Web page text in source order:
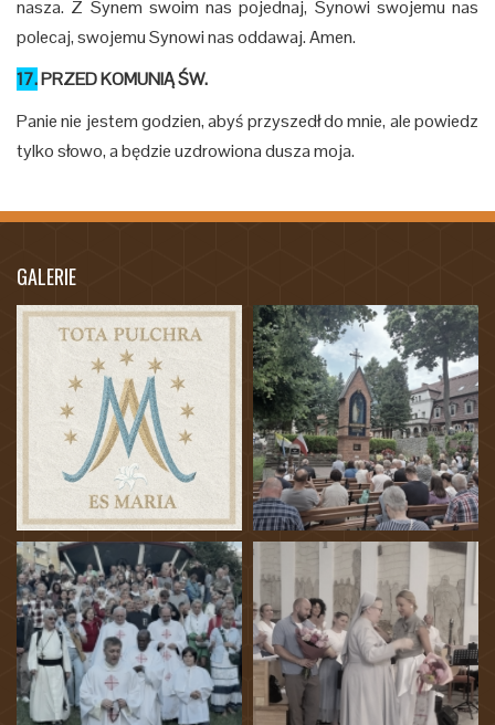
nasza. Z Synem swoim nas pojednaj, Synowi swojemu nas
polecaj, swojemu Synowi nas oddawaj. Amen.
17.PRZED KOMUNIĄ ŚW.
Panie nie jestem godzien, abyś przyszedł do mnie, ale powiedz
tylko słowo, a będzie uzdrowiona dusza moja.
GALERIE